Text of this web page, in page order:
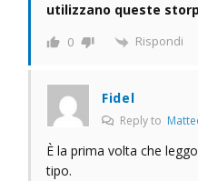
utilizzano queste
0 Rispondi
Fidel
Reply to
È la prima volta che
tipo.